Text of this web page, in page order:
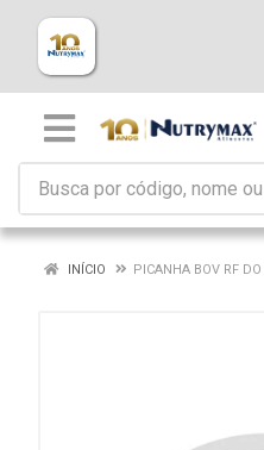
INÍCIO PICANHA BOV RF